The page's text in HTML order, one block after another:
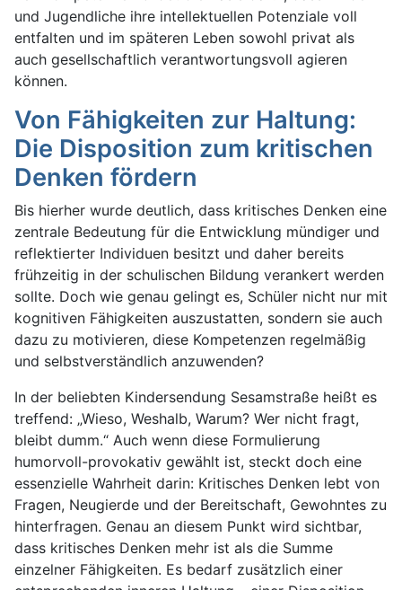
und Jugendliche ihre intellektuellen Potenziale voll
entfalten und im späteren Leben sowohl privat als
auch gesellschaftlich verantwortungsvoll agieren
können.
Von Fähigkeiten zur Haltung:
Die Disposition zum kritischen
Denken fördern
Bis hierher wurde deutlich, dass kritisches Denken eine
zentrale Bedeutung für die Entwicklung mündiger und
reflektierter Individuen besitzt und daher bereits
frühzeitig in der schulischen Bildung verankert werden
sollte. Doch wie genau gelingt es, Schüler nicht nur mit
kognitiven Fähigkeiten auszustatten, sondern sie auch
dazu zu motivieren, diese Kompetenzen regelmäßig
und selbstverständlich anzuwenden?
In der beliebten Kindersendung Sesamstraße heißt es
treffend: „Wieso, Weshalb, Warum? Wer nicht fragt,
bleibt dumm.“ Auch wenn diese Formulierung
humorvoll-provokativ gewählt ist, steckt doch eine
essenzielle Wahrheit darin: Kritisches Denken lebt von
Fragen, Neugierde und der Bereitschaft, Gewohntes zu
hinterfragen. Genau an diesem Punkt wird sichtbar,
dass kritisches Denken mehr ist als die Summe
einzelner Fähigkeiten. Es bedarf zusätzlich einer